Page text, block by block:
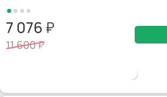
7 076
11 600